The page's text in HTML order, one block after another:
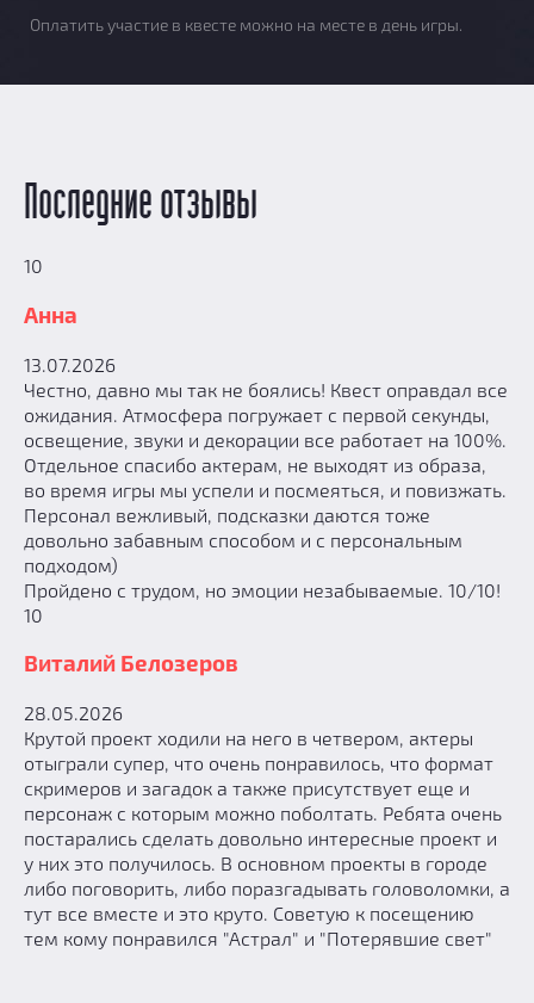
Оплатить участие в квесте можно на месте в день игры.
Последние отзывы
10
Анна
13.07.2026
Честно, давно мы так не боялись! Квест оправдал все
ожидания. Атмосфера погружает с первой секунды,
освещение, звуки и декорации все работает на 100%.
Отдельное спасибо актерам, не выходят из образа,
во время игры мы успели и посмеяться, и повизжать.
Персонал вежливый, подсказки даются тоже
довольно забавным способом и с персональным
подходом)
Пройдено с трудом, но эмоции незабываемые. 10/10!
10
Виталий Белозеров
28.05.2026
Крутой проект ходили на него в четвером, актеры
отыграли супер, что очень понравилось, что формат
скримеров и загадок а также присутствует еще и
персонаж с которым можно поболтать. Ребята очень
постарались сделать довольно интересные проект и
у них это получилось. В основном проекты в городе
либо поговорить, либо поразгадывать головоломки, а
тут все вместе и это круто. Советую к посещению
тем кому понравился "Астрал" и "Потерявшие свет"